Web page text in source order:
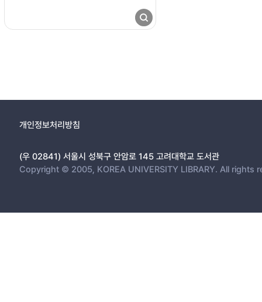
개인정보처리방침
(우 02841) 서울시 성북구 안암로 145 고려대학교 도서관
Copyright © 2005, KOREA UNIVERSITY LIBRARY. All rights